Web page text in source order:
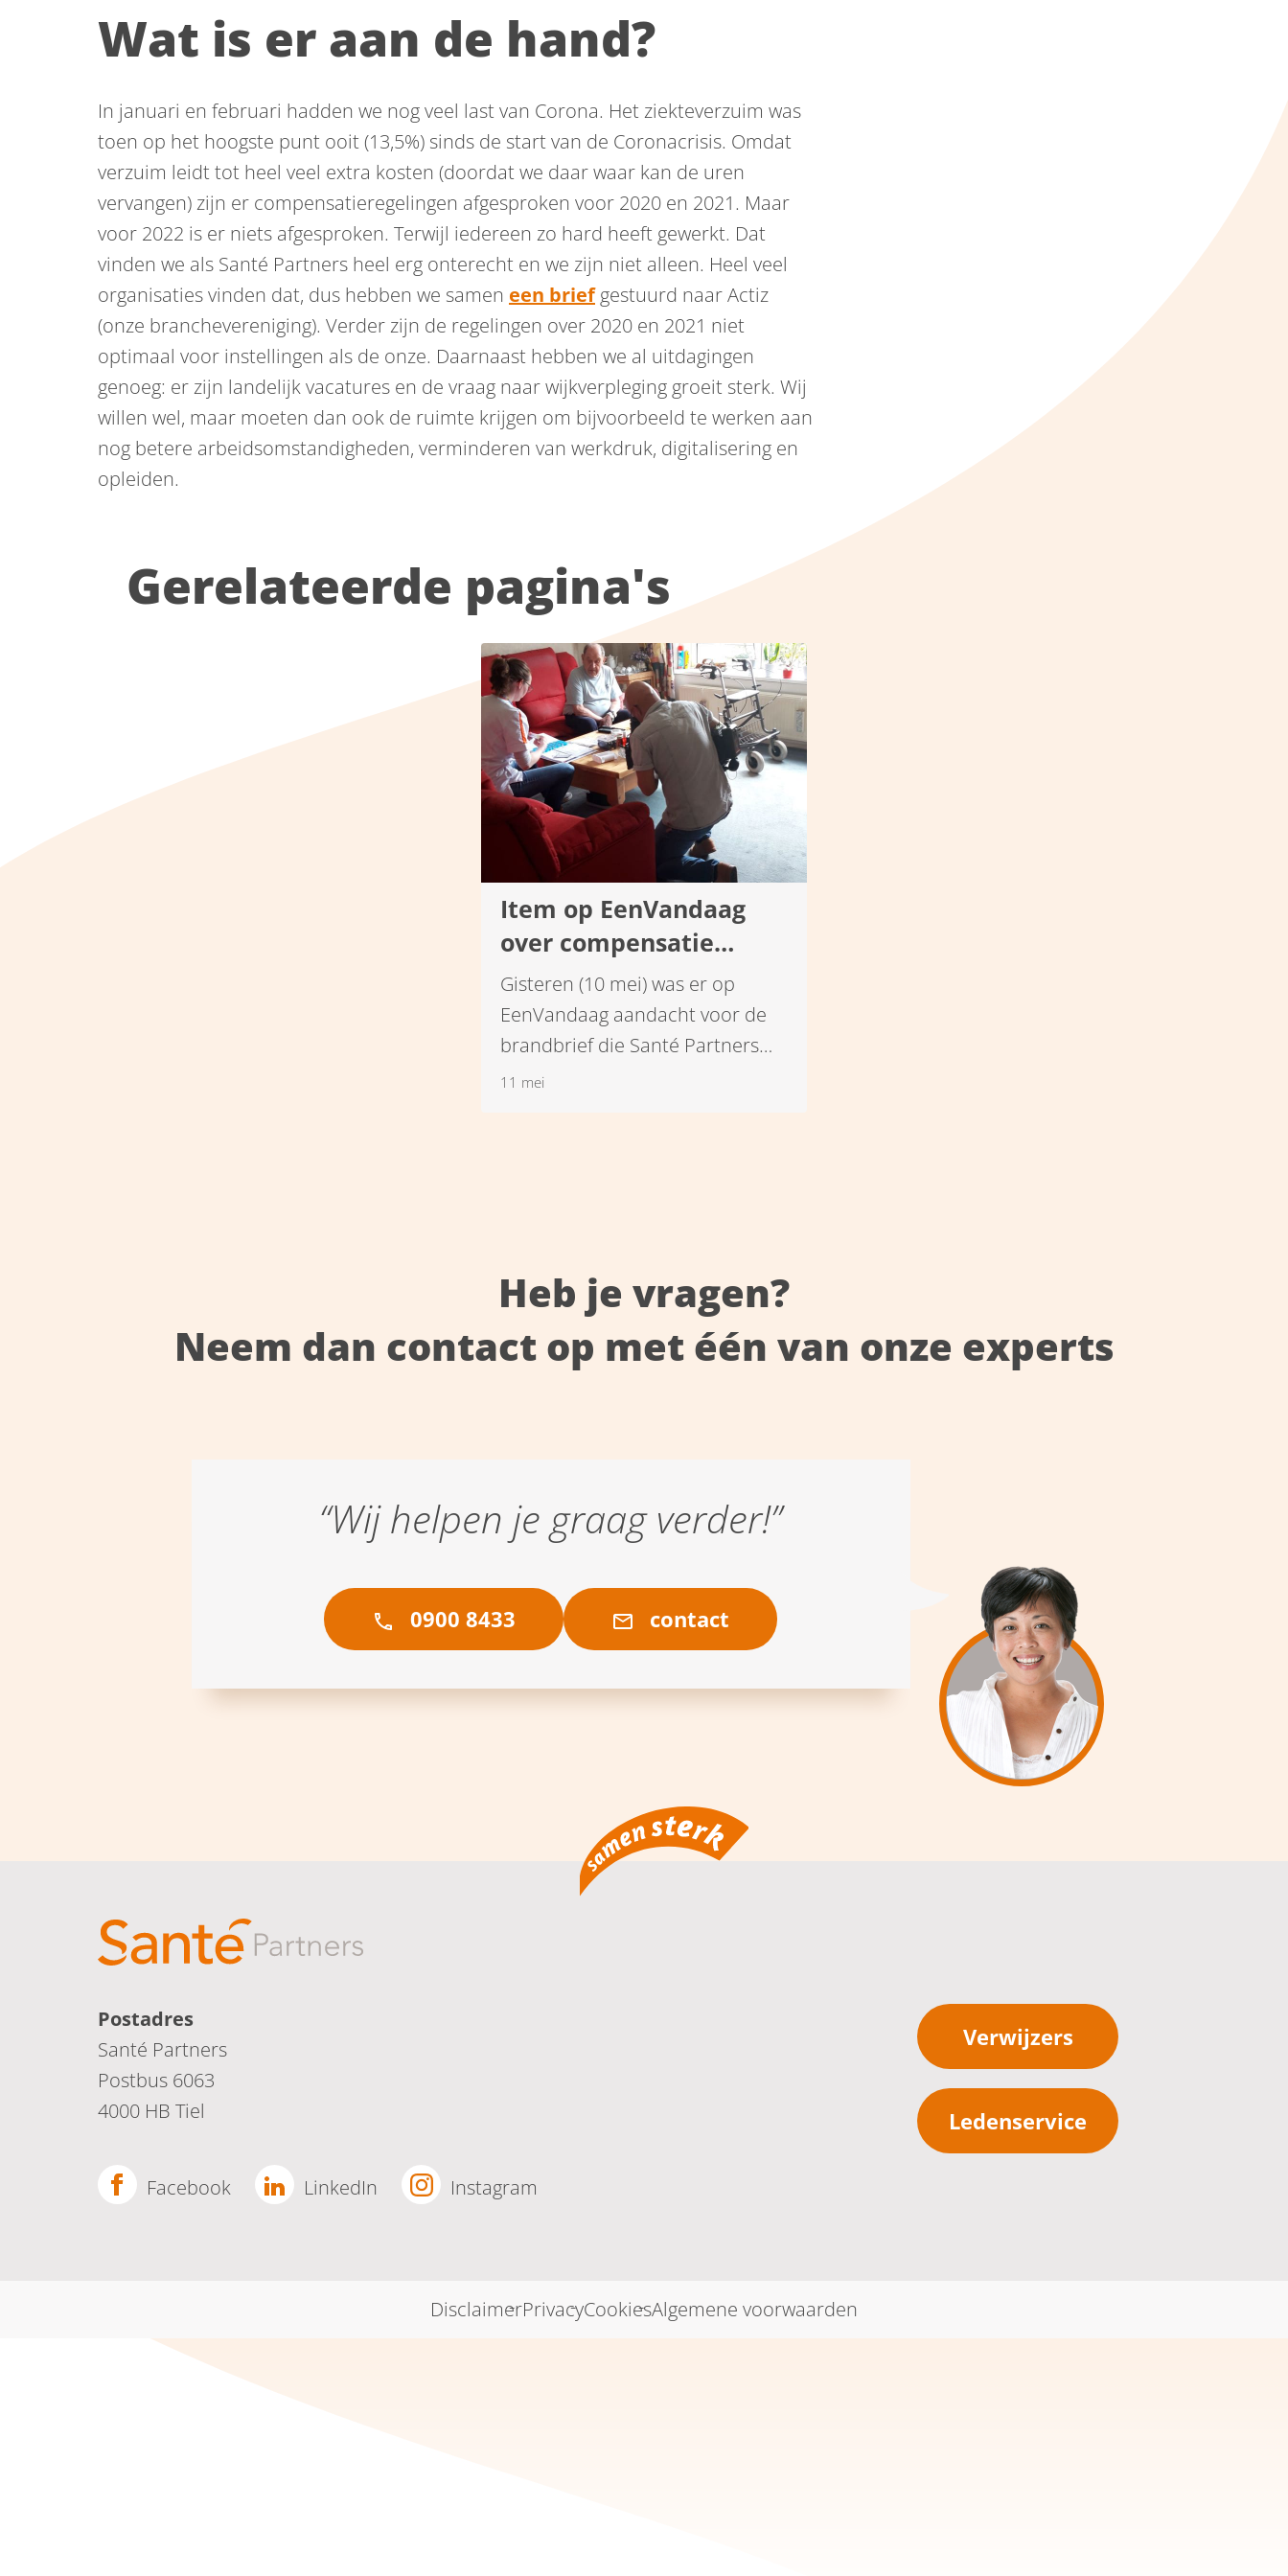
Wat is er aan de hand?
In januari en februari hadden we nog veel last van Corona. Het ziekteverzuim was
toen op het hoogste punt ooit (13,5%) sinds de start van de Coronacrisis. Omdat
verzuim leidt tot heel veel extra kosten (doordat we daar waar kan de uren
vervangen) zijn er compensatieregelingen afgesproken voor 2020 en 2021. Maar
voor 2022 is er niets afgesproken. Terwijl iedereen zo hard heeft gewerkt. Dat
vinden we als Santé Partners heel erg onterecht en we zijn niet alleen. Heel veel
organisaties vinden dat, dus hebben we samen een briefgestuurd naar Actiz
(onze branchevereniging). Verder zijn de regelingen over 2020 en 2021 niet
optimaal voor instellingen als de onze. Daarnaast hebben we al uitdagingen
genoeg: er zijn landelijk vacatures en de vraag naar wijkverpleging groeit sterk. Wij
willen wel, maar moeten dan ook de ruimte krijgen om bijvoorbeeld te werken aan
nog betere arbeidsomstandigheden, verminderen van werkdruk, digitalisering en
opleiden.
Gerelateerde pagina's
Item op EenVandaag
over compensatie
regelingen
Wijkverpleging
Gisteren (10 mei) was er op
EenVandaag aandacht voor de
brandbrief die Santé Partners
samen met andere
11 mei
Heb je vragen?
Neem dan contact op met één van onze experts
“Wij helpen je graag verder!”
0900 8433 contact
Postadres
Santé Partners
Postbus 6063
4000 HB Tiel
Facebook LinkedIn Instagram
Verwijzers
Ledenservice
DisclaimerPrivacyCookiesAlgemene voorwaarden